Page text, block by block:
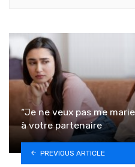
“Je ne veux pas me
à votre partenaire
PREVIOUS ARTICLE